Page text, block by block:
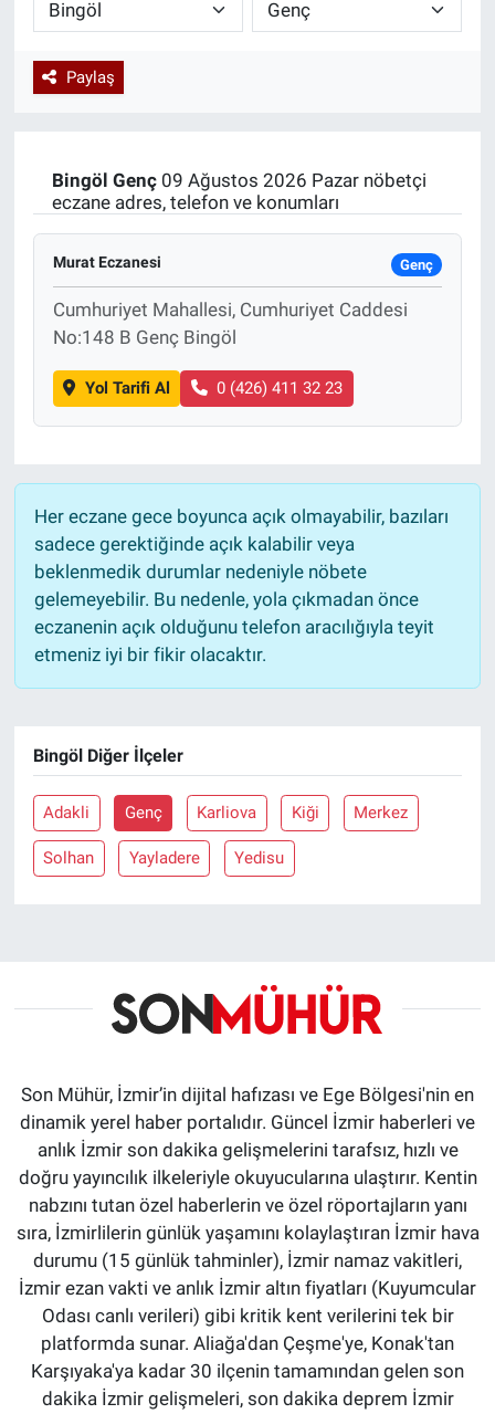
Paylaş
Bingöl Genç09 Ağustos 2026 Pazar nöbetçi
eczane adres, telefon ve konumları
Murat Eczanesi Genç
Cumhuriyet Mahallesi, Cumhuriyet Caddesi
No:148 B Genç Bingöl
Yol Tarifi Al 0 (426) 411 32 23
Her eczane gece boyunca açık olmayabilir, bazıları
sadece gerektiğinde açık kalabilir veya
beklenmedik durumlar nedeniyle nöbete
gelemeyebilir. Bu nedenle, yola çıkmadan önce
eczanenin açık olduğunu telefon aracılığıyla teyit
etmeniz iyi bir fikir olacaktır.
Bingöl Diğer İlçeler
Adakli Genç Karliova Kiği Merkez
Solhan Yayladere Yedisu
Son Mühür, İzmir’in dijital hafızası ve Ege Bölgesi'nin en
dinamik yerel haber portalıdır. Güncel İzmir haberleri ve
anlık İzmir son dakika gelişmelerini tarafsız, hızlı ve
doğru yayıncılık ilkeleriyle okuyucularına ulaştırır. Kentin
nabzını tutan özel haberlerin ve özel röportajların yanı
sıra, İzmirlilerin günlük yaşamını kolaylaştıran İzmir hava
durumu (15 günlük tahminler), İzmir namaz vakitleri,
İzmir ezan vakti ve anlık İzmir altın fiyatları (Kuyumcular
Odası canlı verileri) gibi kritik kent verilerini tek bir
platformda sunar. Aliağa'dan Çeşme'ye, Konak'tan
Karşıyaka'ya kadar 30 ilçenin tamamından gelen son
dakika İzmir gelişmeleri, son dakika deprem İzmir